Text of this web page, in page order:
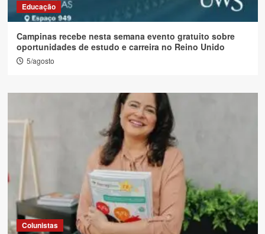
Educação
Campinas recebe nesta semana evento gratuito sobre
oportunidades de estudo e carreira no Reino Unido
5/agosto
Colunistas